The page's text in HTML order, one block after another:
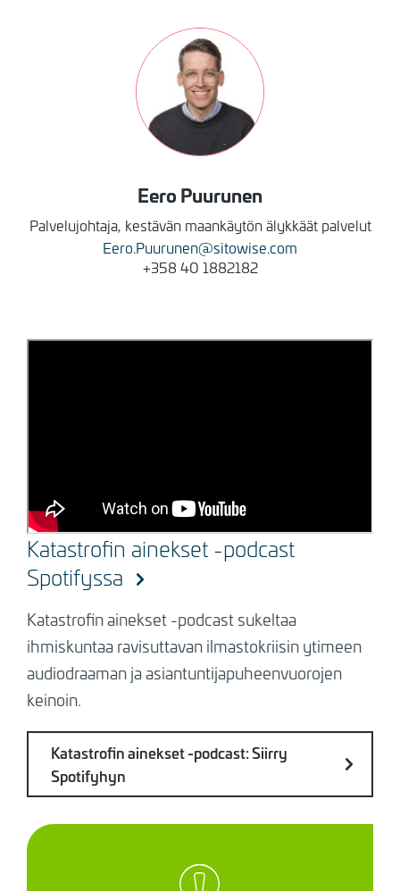
Eero Puurunen
Palvelujohtaja, kestävän maankäytön älykkäät palvelut
Eero.Puurunen@sitowise.com
+358 40 1882182
Katastrofin ainekset -podcast
Spotifyssa
Katastrofin ainekset -podcast sukeltaa
ihmiskuntaa ravisuttavan ilmastokriisin ytimeen
audiodraaman ja asiantuntijapuheenvuorojen
keinoin.
Katastrofin ainekset -podcast: Siirry
Spotifyhyn